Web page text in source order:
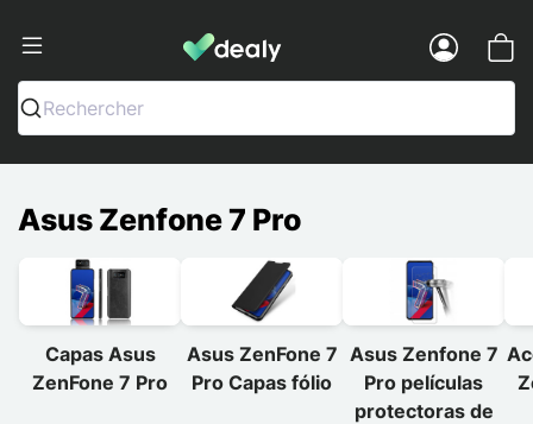
Dealy - Capas e acessórios para
Rechercher
Asus Zenfone 7 Pro
Capas Asus
ZenFone 7 Pro
Asus ZenFone 7
Pro Capas fólio
Asus Zenfone 7
Pro películas
protectoras de